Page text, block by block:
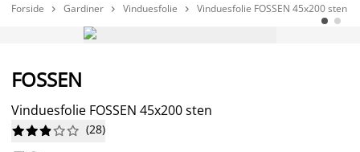
Forside  Gardiner  Vinduesfolie  Vinduesfolie FOSSEN 45x200 sten
FOSSEN
Vinduesfolie FOSSEN 45x200 sten





 (28)